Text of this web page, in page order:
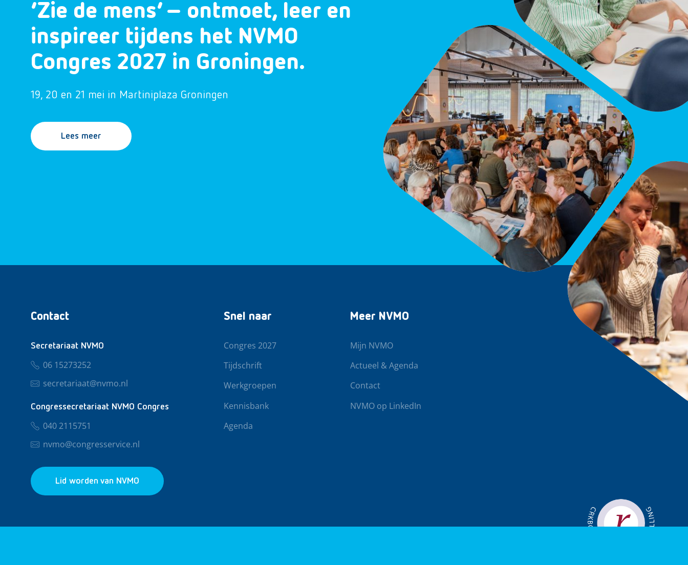
‘Zie de mens’ – ontmoet, leer en
inspireer tijdens het NVMO
Congres 2027 in Groningen.
19, 20 en 21 mei in Martiniplaza Groningen
Lees meer
Contact
Secretariaat NVMO
06 15273252
secretariaat@nvmo.nl
Congressecretariaat NVMO Congres
040 2115751
nvmo@congresservice.nl
Lid worden van NVMO
Snel naar
Congres 2027
Tijdschrift
Werkgroepen
Kennisbank
Agenda
Meer NVMO
Mijn NVMO
Actueel & Agenda
Contact
NVMO op LinkedIn